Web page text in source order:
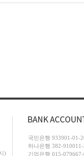
)
국민은행 933901-01-
하나은행 382-
기업은행 015-079667-